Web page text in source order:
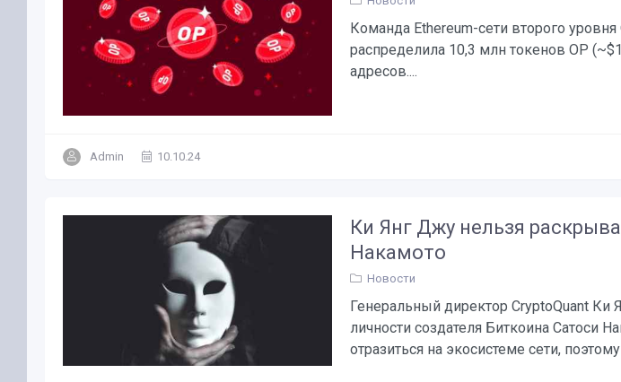
Команда Ethereum-сети второго
распределила 10,3 млн токенов OP
адресов....
Admin 10.10.24
Ки Янг Джу нельзя
Накамото
Новости
Генеральный директор CryptoQuant Ки
личности создателя Биткоина Сатоси
отразиться на экосистеме сети,